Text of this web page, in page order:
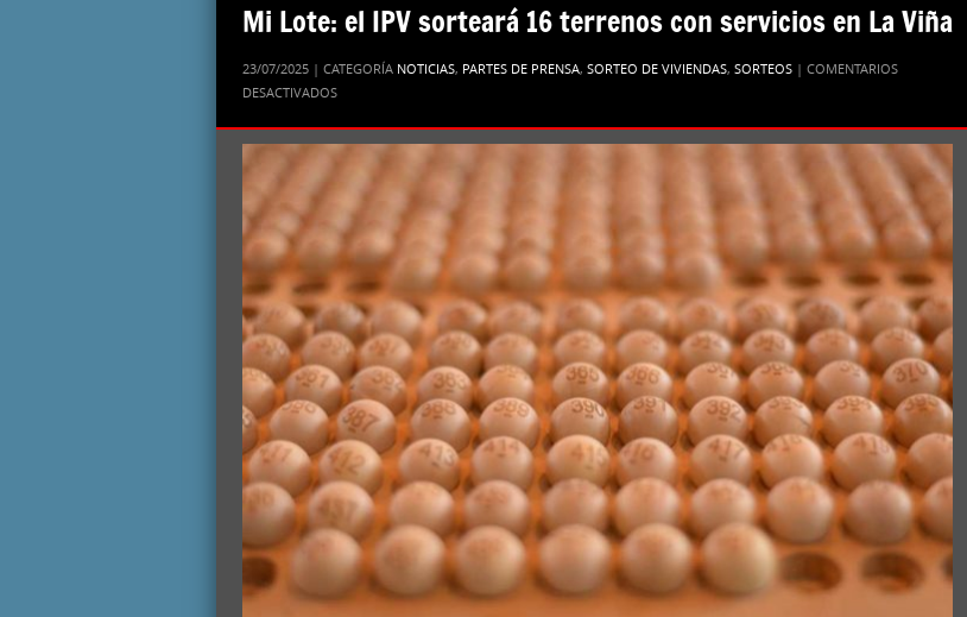
Mi Lote: el IPV sorteará 16 terrenos con servicios en La Viña
23/07/2025 | CATEGORÍA NOTICIAS, PARTES DE PRENSA, SORTEO DE VIVIENDAS, SORTEOS | COMENTARIOS
DESACTIVADOSEN
SORTEARÁ
16
TERRENOS
CON
SERVICIOS
EN
LA
VIÑA